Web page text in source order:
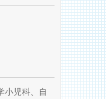
小児科、自